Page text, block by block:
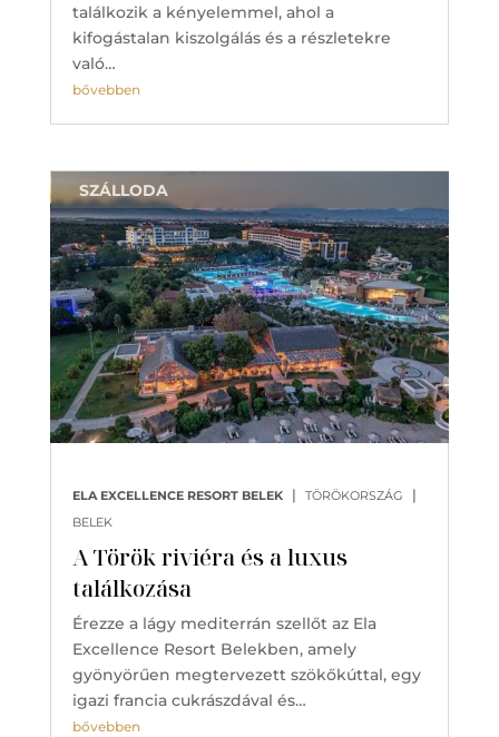
találkozik a kényelemmel, ahol a
kifogástalan kiszolgálás és a részletekre
való…
bővebben
A Török riviéra és a luxus
találkozása
ELA EXCELLENCE RESORT BELEK | TÖRÖKORSZÁG |
BELEK
SZÁLLODA
Érezze a lágy mediterrán szellőt az Ela
Excellence Resort Belekben, amely
gyönyörűen megtervezett szökőkúttal, egy
igazi francia cukrászdával és…
bővebben